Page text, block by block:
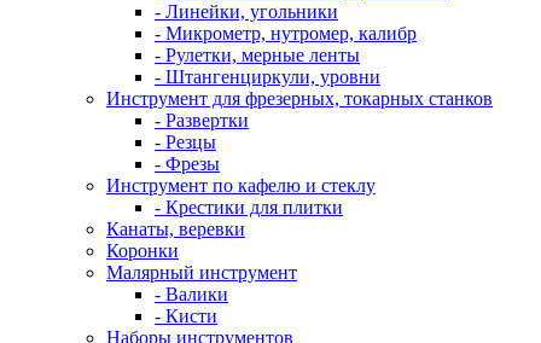
- Линейки, угольники
- Микрометр, нутромер, калибр
- Рулетки, мерные ленты
- Штангенциркули, уровни
Инструмент для фрезерных, токарных станков
- Развертки
- Резцы
- Фрезы
Инструмент по кафелю и стеклу
- Крестики для плитки
Канаты, веревки
Коронки
Малярный инструмент
- Валики
- Кисти
Наборы инструментов